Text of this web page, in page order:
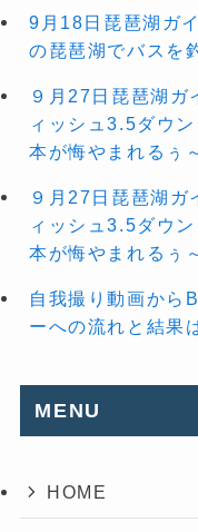
9月18日琵琶湖ガ
の琵琶湖でバスを
９月27日琵琶湖
ィッシュ3.5ダウ
本が悔やまれるぅ
９月27日琵琶湖
ィッシュ3.5ダウ
本が悔やまれるぅ
自我撮り動画から
ーへの流れと結果
MENU
HOME